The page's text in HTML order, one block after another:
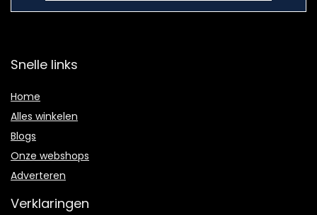
Snelle links
Home
Alles winkelen
Blogs
Onze webshops
Adverteren
Verklaringen